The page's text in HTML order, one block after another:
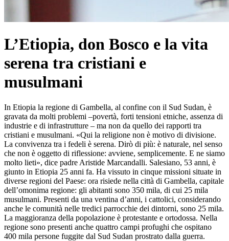
L’Etiopia, don Bosco e la vita
serena tra cristiani e
musulmani
In Etiopia la regione di Gambella, al confine con il Sud Sudan, è
gravata da molti problemi –povertà, forti tensioni etniche, assenza di
industrie e di infrastrutture – ma non da quello dei rapporti tra
cristiani e musulmani. «Qui la religione non è motivo di divisione.
La convivenza tra i fedeli è serena. Dirò di più: è naturale, nel senso
che non è oggetto di riflessione: avviene, semplicemente. E ne siamo
molto lieti», dice padre Aristide Marcandalli. Salesiano, 53 anni, è
giunto in Etiopia 25 anni fa. Ha vissuto in cinque missioni situate in
diverse regioni del Paese: ora risiede nella città di Gambella, capitale
dell’omonima regione: gli abitanti sono 350 mila, di cui 25 mila
musulmani. Presenti da una ventina d’anni, i cattolici, considerando
anche le comunità nelle tredici parrocchie dei dintorni, sono 25 mila.
La maggioranza della popolazione è protestante e ortodossa. Nella
regione sono presenti anche quattro campi profughi che ospitano
400 mila persone fuggite dal Sud Sudan prostrato dalla guerra.